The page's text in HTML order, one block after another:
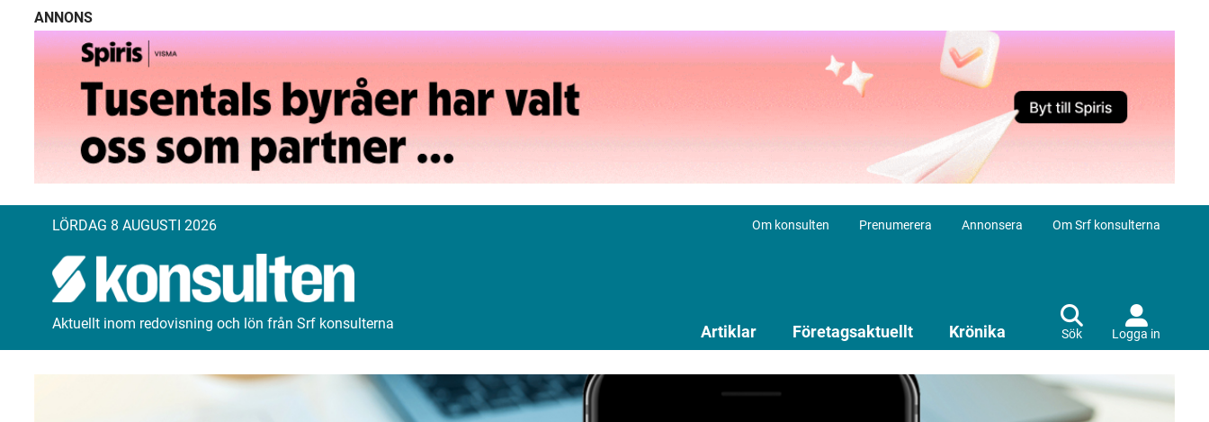
ANNONS
LÖRDAG 8 AUGUSTI 2026 Om konsulten Prenumerera Annonsera Om Srf konsulterna
Aktuellt inom redovisning och lön från Srf konsulterna Artiklar Företagsaktuellt Krönika Sök Logga in